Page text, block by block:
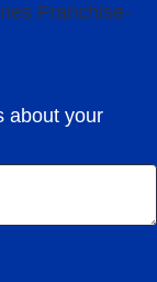
Franchise-
about your